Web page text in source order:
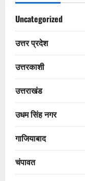
Uncategorized
उत्तर प्रदेश
उत्तरकाशी
उत्तराखंड
उधम सिंह नगर
गाजियाबाद
चंपावत